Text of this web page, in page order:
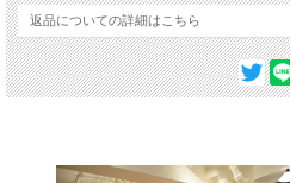
返品についての詳細はこちら